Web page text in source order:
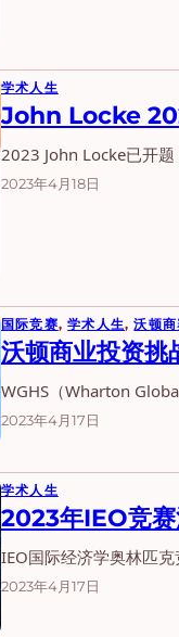
学术人生
John Locke
2023 John Locke已开
2023年4月18日
国际竞赛, 学术人生, 沃顿商
沃顿商业投资
WGHS（Wharton
2023年4月17日
学术人生
2023年IEO竞赛
IEO国际经济学奥林匹
2023年4月17日